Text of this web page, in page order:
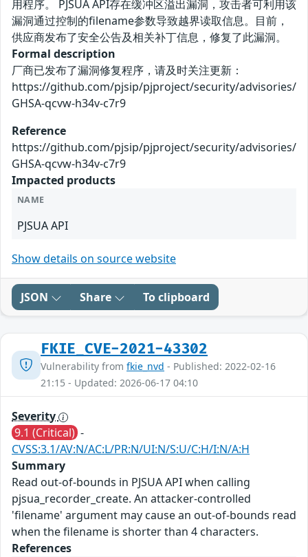
用程序。 PJSUA API存在缓冲区溢出漏洞，攻击者可利用该
漏洞通过控制的filename参数导致越界读取信息。目前，
供应商发布了安全公告及相关补丁信息，修复了此漏洞。
Formal description
厂商已发布了漏洞修复程序，请及时关注更新：
https://github.com/pjsip/pjproject/security/advisories/
GHSA-qcvw-h34v-c7r9
Reference
https://github.com/pjsip/pjproject/security/advisories/
GHSA-qcvw-h34v-c7r9
Impacted products
NAME
PJSUA API
Show details on source website
JSON Share To clipboard
FKIE_CVE-2021-43302
Vulnerability from fkie_nvd - Published: 2022-02-16
21:15 - Updated: 2026-06-17 04:10
Severity
9.1 (Critical) -
CVSS:3.1/AV:N/AC:L/PR:N/UI:N/S:U/C:H/I:N/A:H
Summary
Read out-of-bounds in PJSUA API when calling
pjsua_recorder_create. An attacker-controlled
'filename' argument may cause an out-of-bounds read
when the filename is shorter than 4 characters.
References